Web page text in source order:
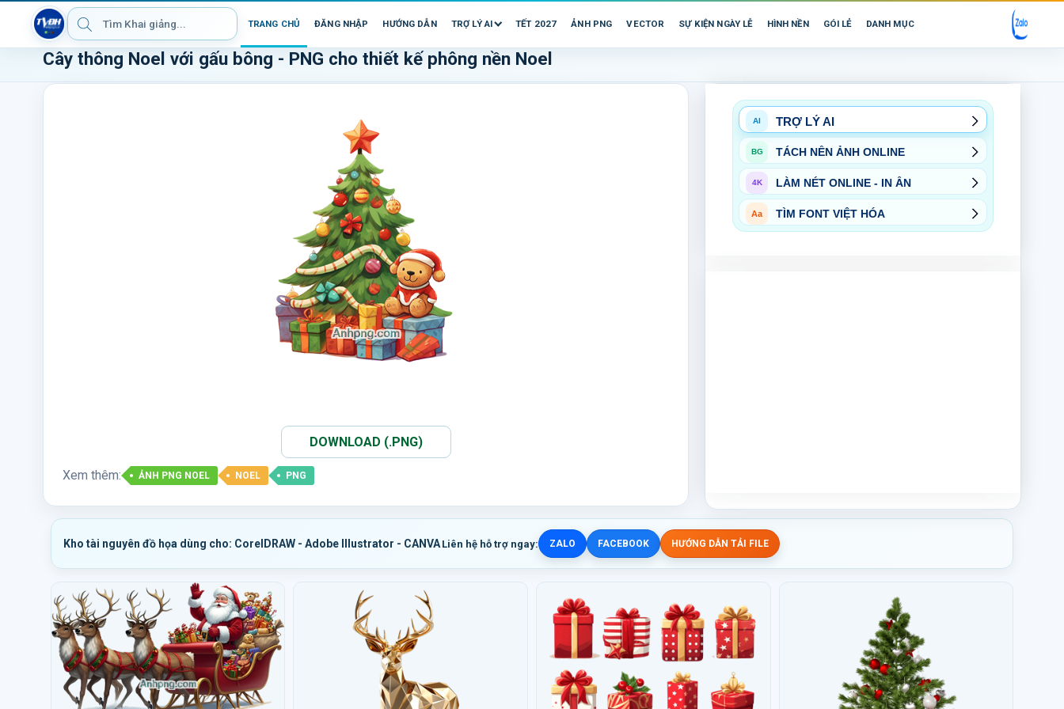
TRANG CHỦ ĐĂNG NHẬP HƯỚNG DẪN TRỢ LÝ AI TẾT 2027 ẢNH PNG VECTOR SỰ KIỆN NGÀY LỄ HÌNH NỀN GÓI LẺ DANH MỤC
Cây thông Noel với gấu bông - PNG cho thiết kế phông nền Noel
DOWNLOAD (.PNG)
Xem thêm: ẢNH PNG NOEL NOEL PNG
AI TRỢ LÝ AI
BG TÁCH NỀN ẢNH ONLINE
4K LÀM NÉT ONLINE - IN ẤN
Aa TÌM FONT VIỆT HÓA
Kho tài nguyên đồ họa dùng cho: CorelDRAW - Adobe Illustrator - CANVA Liên hệ hỗ trợ ngay: ZALO FACEBOOK HƯỚNG DẪN TẢI FILE